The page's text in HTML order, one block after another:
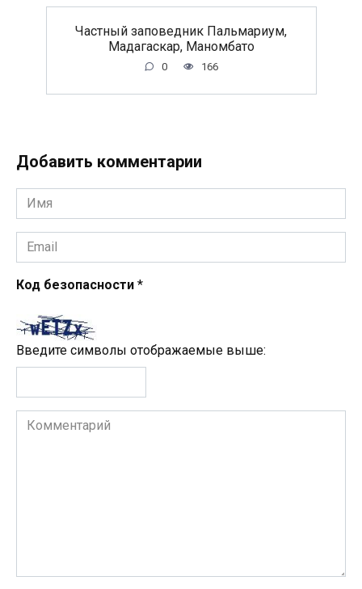
Частный заповедник Пальмариум,
Мадагаскар, Маномбато
0 166
Добавить комментарии
Имя
*
Email
*
Код безопасности *
Введите символы отображаемые выше:
Комментарий